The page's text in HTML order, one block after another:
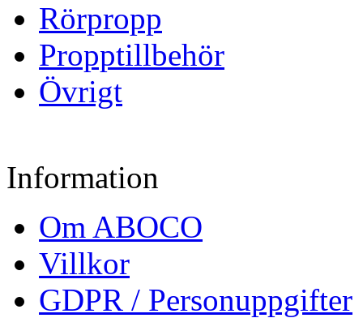
Rörpropp
Propptillbehör
Övrigt
Information
Om ABOCO
Villkor
GDPR / Personuppgifter